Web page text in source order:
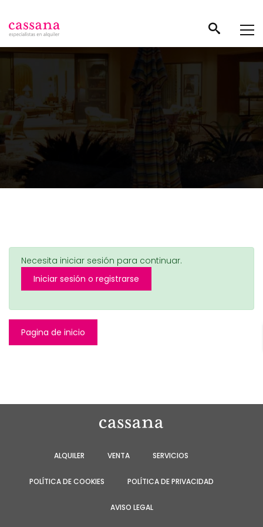
Necesita iniciar sesión para continuar.
Iniciar sesión o registrarse
Pagina de inicio
ALQUILER VENTA SERVICIOS
POLÍTICA DE COOKIES POLÍTICA DE PRIVACIDAD
AVISO LEGAL